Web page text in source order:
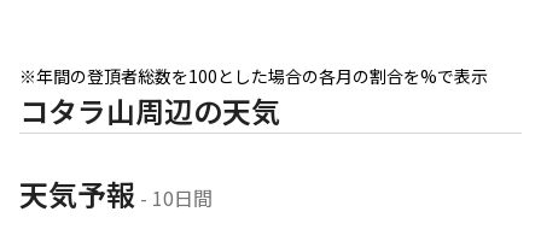
※年間の登頂者総数を100とした場合の各月の割合を%で表示
コタラ山周辺の天気
天気予報 - 10日間